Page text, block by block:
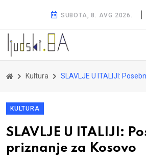
SUBOTA, 8. AVG 2026.
Kultura SLAVLJE U ITALIJI: Posebno priznanje za
KULTURA
SLAVLJE U ITALIJI:
priznanje za Kosovo